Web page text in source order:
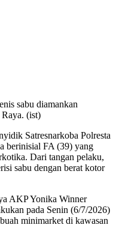
sabu diamankan
Raya. (ist)
Satresnarkoba Polresta
berinisial FA (39) yang
Dari tangan pelaku,
sabu dengan berat kotor
AKP Yonika Winner
pada Senin (6/7/2026)
minimarket di kawasan